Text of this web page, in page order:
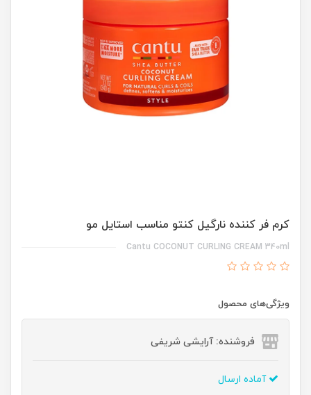
کرم فر کننده نارگیل کنتو مناسب استایل مو
Cantu COCONUT CURLING CREAM 340ml
ویژگی‌های محصول
فروشنده: آرایشی شریفی
آماده ارسال